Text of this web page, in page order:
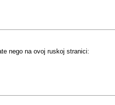
nego na ovoj ruskoj stranici: